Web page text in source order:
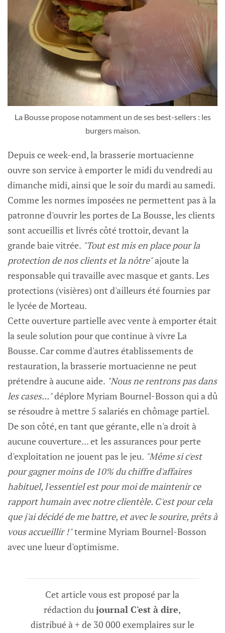
La Bousse propose notamment un de ses best-sellers : les
burgers maison.
Depuis ce week-end, la brasserie mortuacienne
ouvre son service à emporter le midi du vendredi au
dimanche midi, ainsi que le soir du mardi au samedi.
Comme les normes imposées ne permettent pas à la
patronne d'ouvrir les portes de La Bousse, les clients
sont accueillis et livrés côté trottoir, devant la
grande baie vitrée. "Tout est mis en place pour la
protection de nos clients et la nôtre"ajoute la
responsable qui travaille avec masque et gants. Les
protections (visières) ont d'ailleurs été fournies par
le lycée de Morteau.
Cette ouverture partielle avec vente à emporter était
la seule solution pour que continue à vivre La
Bousse. Car comme d'autres établissements de
restauration, la brasserie mortuacienne ne peut
prétendre à aucune aide. "Nous ne rentrons pas dans
les cases..."déplore Myriam Bournel-Bosson qui a dû
se résoudre à mettre 5 salariés en chômage partiel.
De son côté, en tant que gérante, elle n'a droit à
aucune couverture... et les assurances pour perte
d'exploitation ne jouent pas le jeu. "Même si c'est
pour gagner moins de 10% du chiffre d'affaires
habituel, l'essentiel est pour moi de maintenir ce
rapport humain avec notre clientèle. C'est pour cela
que j'ai décidé de me battre, et avec le sourire, prêts à
vous accueillir !"termine Myriam Bournel-Bosson
avec une lueur d'optimisme.
Cet article vous est proposé par la
rédaction dujournal C'est à dire,
distribué à + de 30 000 exemplaires sur le